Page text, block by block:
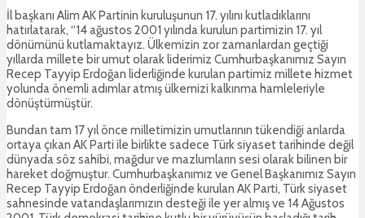
İl başkanı Alim AK Partinin kuruluşunun 17. yılını kutladıklarını
hatırlatarak, “14 ağustos 2001 yılında kurulun partimizin 17. yıl
dönümünü kutlamaktayız. Ülkemizin zor zamanlardan geçtiği
yıllarda millete bir umut olarak liderimiz Cumhurbaşkanımız Sayın
Recep Tayyip Erdoğan liderliğinde kurulan partimiz millete hizmet
yolunda önemli adımlar atmış ülkemizi kalkınma hamleleriyle
dönüştürmüştür.
Bundan tam 17 yıl önce milletimizin umutlarının tükendiği anlarda
ortaya çıkan AK Parti ile birlikte sadece Türk siyaset tarihinde değil
dünyada söz sahibi, mağdur ve mazlumların sesi olarak bilinen bir
hareket doğmuştur. Cumhurbaşkanımız ve Genel Başkanımız Sayın
Recep Tayyip Erdoğan önderliğinde kurulan AK Parti, Türk siyaset
sahnesinde vatandaşlarımızın desteği ile yer almış ve 14 Ağustos